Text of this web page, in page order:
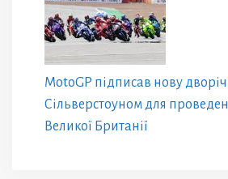
MotoGP підписав нову
Сільверстоуном для
Великої Британії